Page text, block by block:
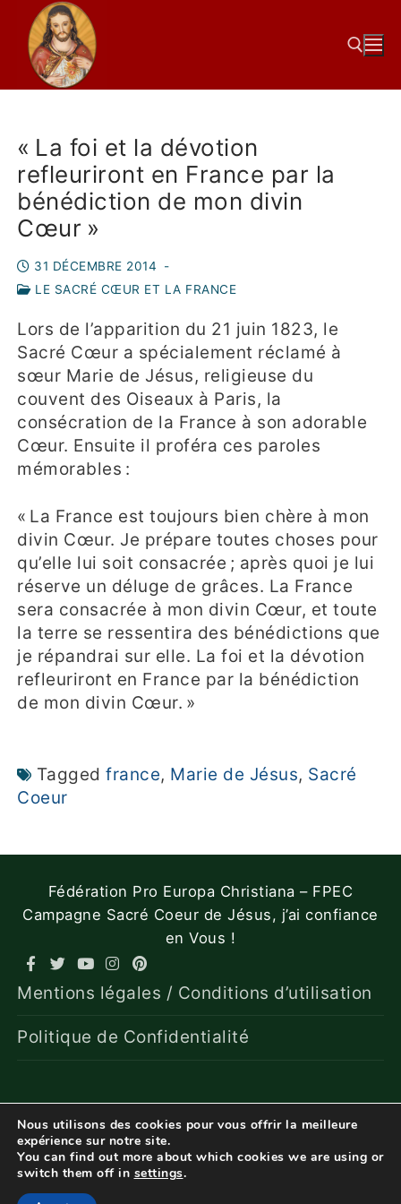
« La foi et la dévotion
refleuriront en France par la
bénédiction de mon divin
Cœur »
31 DÉCEMBRE 2014
-
LE SACRÉ CŒUR ET LA FRANCE
Lors de l’apparition du 21 juin 1823, le
Sacré Cœur a spécialement réclamé à
sœur Marie de Jésus, religieuse du
couvent des Oiseaux à Paris, la
consécration de la France à son adorable
Cœur. Ensuite il proféra ces paroles
mémorables :
« La France est toujours bien chère à mon
divin Cœur. Je prépare toutes choses pour
qu’elle lui soit consacrée ; après quoi je lui
réserve un déluge de grâces. La France
sera consacrée à mon divin Cœur, et toute
la terre se ressentira des bénédictions que
je répandrai sur elle. La foi et la dévotion
refleuriront en France par la bénédiction
de mon divin Cœur. »
Tagged france, Marie de Jésus, Sacré
Coeur
Fédération Pro Europa Christiana – FPEC
Campagne Sacré Coeur de Jésus, j’ai confiance
en Vous !
Mentions légales / Conditions d’utilisation
Politique de Confidentialité
Nous utilisons des cookies pour vous offrir la meilleure
expérience sur notre site.
You can find out more about which cookies we are using or
switch them off in settings.